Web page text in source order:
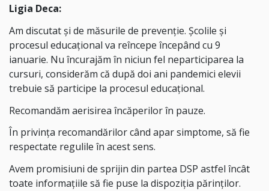
Ligia Deca:
Am discutat și de măsurile de prevenție. Școlile și
procesul educațional va reîncepe începând cu 9
ianuarie. Nu încurajăm în niciun fel neparticiparea la
cursuri, considerăm că după doi ani pandemici elevii
trebuie să participe la procesul educațional.
Recomandăm aerisirea încăperilor în pauze.
În privința recomandărilor când apar simptome, să fie
respectate regulile în acest sens.
Avem promisiuni de sprijin din partea DSP astfel încât
toate informațiile să fie puse la dispoziția părinților.